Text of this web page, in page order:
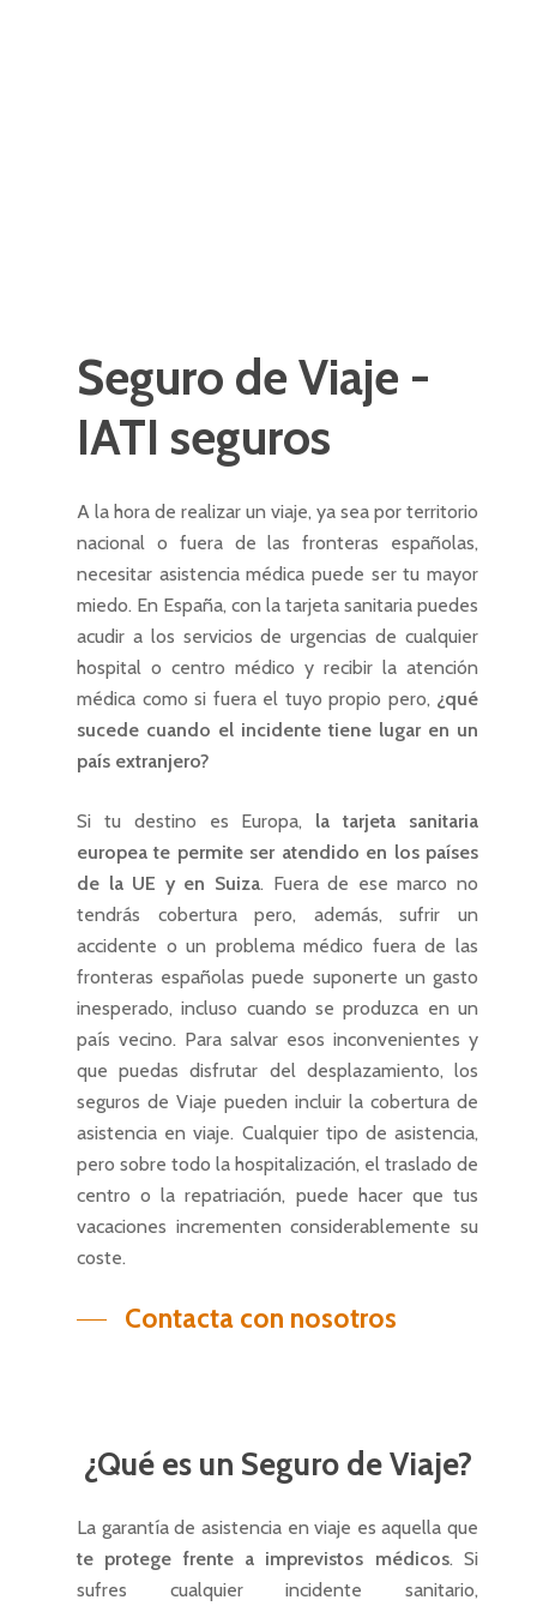
Seguro de Viaje -
IATI seguros
A la hora de realizar un viaje, ya sea por territorio
nacional o fuera de las fronteras españolas,
necesitar asistencia médica puede ser tu mayor
miedo. En España, con la tarjeta sanitaria puedes
acudir a los servicios de urgencias de cualquier
hospital o centro médico y recibir la atención
médica como si fuera el tuyo propio pero, ¿qué
sucede cuando el incidente tiene lugar en un
país extranjero?
Si tu destino es Europa, la tarjeta sanitaria
europea te permite ser atendido en los países
de la UE y en Suiza. Fuera de ese marco no
tendrás cobertura pero, además, sufrir un
accidente o un problema médico fuera de las
fronteras españolas puede suponerte un gasto
inesperado, incluso cuando se produzca en un
país vecino. Para salvar esos inconvenientes y
que puedas disfrutar del desplazamiento, los
seguros de Viaje pueden incluir la cobertura de
asistencia en viaje. Cualquier tipo de asistencia,
pero sobre todo la hospitalización, el traslado de
centro o la repatriación, puede hacer que tus
vacaciones incrementen considerablemente su
coste.
Contacta con nosotros
¿Qué es un Seguro de Viaje?
La garantía de asistencia en viaje es aquella que
te protege frente a imprevistos médicos. Si
sufres cualquier incidente sanitario,